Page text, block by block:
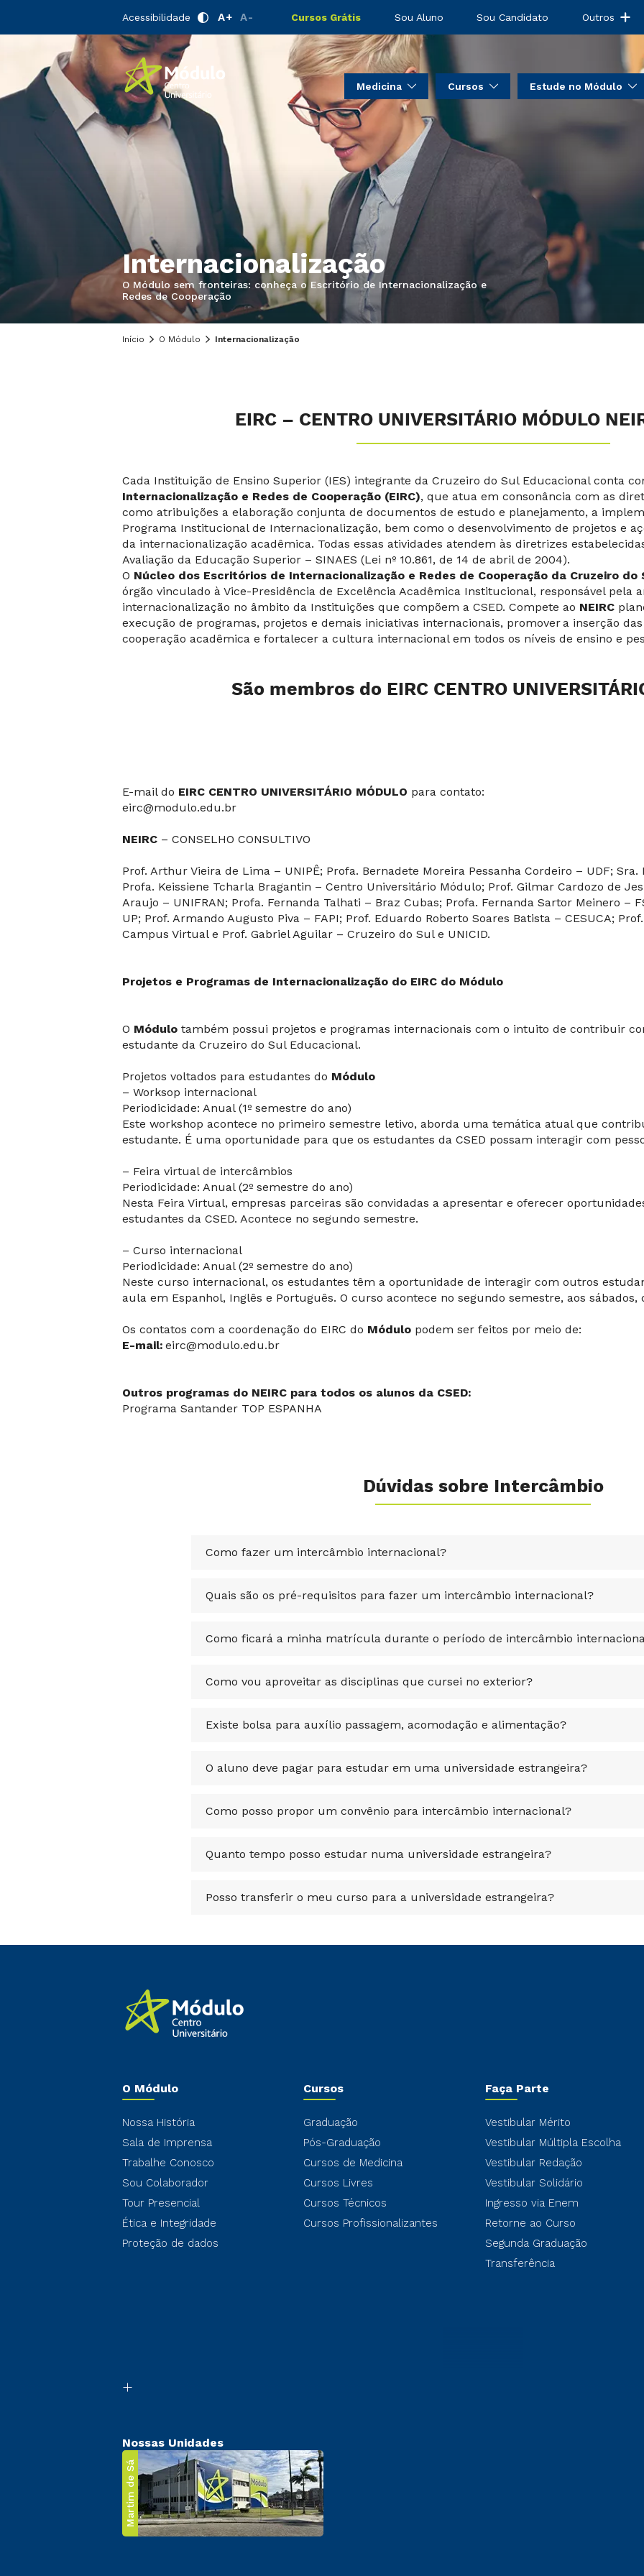
Acessibilidade A+ A- Cursos Grátis Sou Aluno Sou Candidato Outros
Medicina Cursos Estude no Módulo
Internacionalização
O Módulo sem fronteiras: conheça o Escritório de Internacionalização e
Redes de Cooperação
Início O Módulo Internacionalização
EIRC – CENTRO UNIVERSITÁRIO MÓDULO
Cada Instituição de Ensino Superior (IES) integrante da Cruzeiro do Sul Educacional conta
Internacionalização e Redes de Cooperação (EIRC), que atua em consonância com as
como atribuições a elaboração conjunta de documentos de estudo e planejamento, a
Programa Institucional de Internacionalização, bem como o desenvolvimento de projetos e
da internacionalização acadêmica. Todas essas atividades atendem às diretrizes
Avaliação da Educação Superior – SINAES (Lei nº 10.861, de 14 de abril de 2004).
O Núcleo dos Escritórios de Internacionalização e Redes de Cooperação da Cruzeiro do
órgão vinculado à Vice-Presidência de Excelência Acadêmica Institucional, responsável pela
internacionalização no âmbito da Instituições que compõem a CSED. Compete ao NEIRC
execução de programas, projetos e demais iniciativas internacionais, promover a inserção
cooperação acadêmica e fortalecer a cultura internacional em todos os níveis de ensino e
São membros do EIRC CENTRO
E-mail do EIRC CENTRO UNIVERSITÁRIO MÓDULO para contato:
eirc@modulo.edu.br
NEIRC – CONSELHO CONSULTIVO
Prof. Arthur Vieira de Lima – UNIPÊ; Profa. Bernadete Moreira Pessanha Cordeiro – UDF; Sra.
Profa. Keissiene Tcharla Bragantin – Centro Universitário Módulo; Prof. Gilmar Cardozo de
Araujo – UNIFRAN; Profa. Fernanda Talhati – Braz Cubas; Profa. Fernanda Sartor Meinero –
UP; Prof. Armando Augusto Piva – FAPI; Prof. Eduardo Roberto Soares Batista – CESUCA;
Campus Virtual e Prof. Gabriel Aguilar – Cruzeiro do Sul e UNICID.
Projetos e Programas de Internacionalização do EIRC do Módulo
O Módulo também possui projetos e programas internacionais com o intuito de contribuir
estudante da Cruzeiro do Sul Educacional.
Projetos voltados para estudantes do Módulo
– Worksop internacional
Periodicidade: Anual (1º semestre do ano)
Este workshop acontece no primeiro semestre letivo, aborda uma temática atual que
estudante. É uma oportunidade para que os estudantes da CSED possam interagir com
– Feira virtual de intercâmbios
Periodicidade: Anual (2º semestre do ano)
Nesta Feira Virtual, empresas parceiras são convidadas a apresentar e oferecer
estudantes da CSED. Acontece no segundo semestre.
– Curso internacional
Periodicidade: Anual (2º semestre do ano)
Neste curso internacional, os estudantes têm a oportunidade de interagir com outros
aula em Espanhol, Inglês e Português. O curso acontece no segundo semestre, aos
Os contatos com a coordenação do EIRC do Módulo podem ser feitos por meio de:
E-mail: eirc@modulo.edu.br
Outros programas do NEIRC para todos os alunos da CSED:
Programa Santander TOP ESPANHA
Dúvidas sobre Intercâmbio
Como fazer um intercâmbio internacional?
Quais são os pré-requisitos para fazer um intercâmbio internacional?
Como ficará a minha matrícula durante o período de intercâmbio
Como vou aproveitar as disciplinas que cursei no exterior?
Existe bolsa para auxílio passagem, acomodação e alimentação?
O aluno deve pagar para estudar em uma universidade estrangeira?
Como posso propor um convênio para intercâmbio internacional?
Quanto tempo posso estudar numa universidade estrangeira?
Posso transferir o meu curso para a universidade estrangeira?
O Módulo
Nossa História
Sala de Imprensa
Trabalhe Conosco
Sou Colaborador
Tour Presencial
Ética e Integridade
Proteção de dados
Cursos
Graduação
Pós-Graduação
Cursos de Medicina
Cursos Livres
Cursos Técnicos
Cursos Profissionalizantes
Faça Parte
Vestibular Mérito
Vestibular Múltipla Escolha
Vestibular Redação
Vestibular Solidário
Ingresso via Enem
Retorne ao Curso
Segunda Graduação
Transferência
Nossas Unidades
Martim de Sá